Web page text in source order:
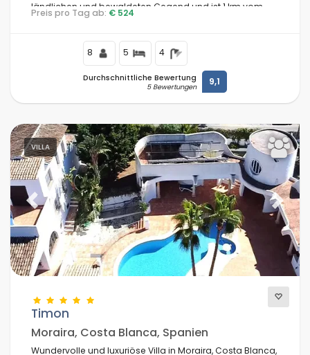
ländlichen und bewaldeten Gegend und ist 1 km vom
Strand von Altea entfernt.
Preis pro Tag ab: € 524
8 5 4
Durchschnittliche Bewertung
5 Bewertungen 9,1
VILLA
Previous Next
Timon
Moraira, Costa Blanca, Spanien
Wundervolle und luxuriöse Villa in Moraira, Costa Blanca,